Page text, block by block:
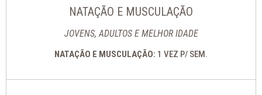
NATAÇÃO E MUSCULAÇÃO
JOVENS, ADULTOS E MELHOR IDADE
NATAÇÃO E MUSCULAÇÃO: 1 VEZ P/ SEM.